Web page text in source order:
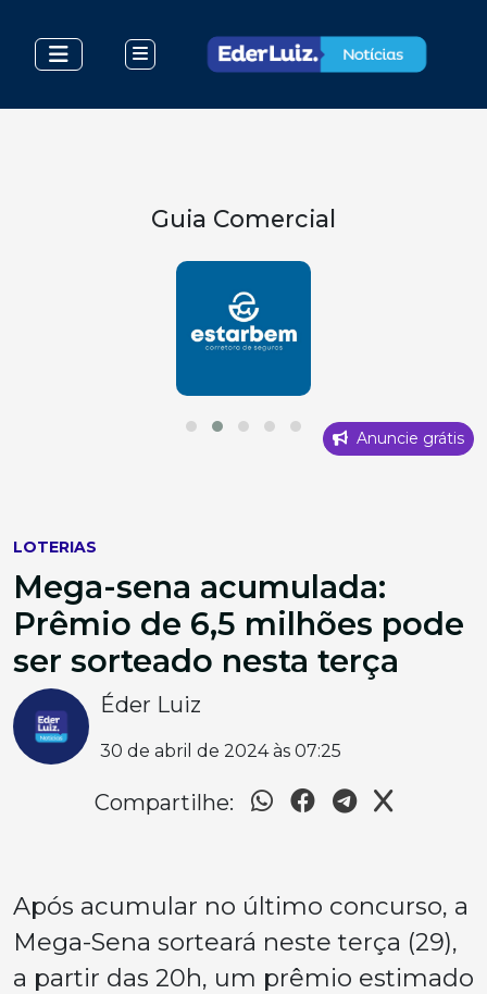
Guia Comercial
Anuncie grátis
LOTERIAS
Mega-sena acumulada:
Prêmio de 6,5 milhões pode
ser sorteado nesta terça
Éder Luiz
30 de abril de 2024 às 07:25
Compartilhe:
Após acumular no último concurso, a
Mega-Sena sorteará neste terça (29),
a partir das 20h, um prêmio estimado